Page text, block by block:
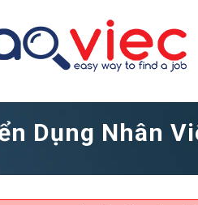
Dụng Nhân